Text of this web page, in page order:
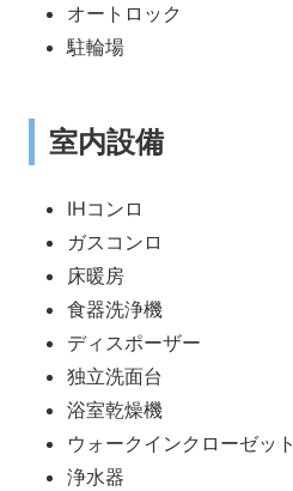
オートロック
駐輪場
室内設備
IHコンロ
ガスコンロ
床暖房
食器洗浄機
ディスポーザー
独立洗面台
浴室乾燥機
ウォークインクローゼット
浄水器